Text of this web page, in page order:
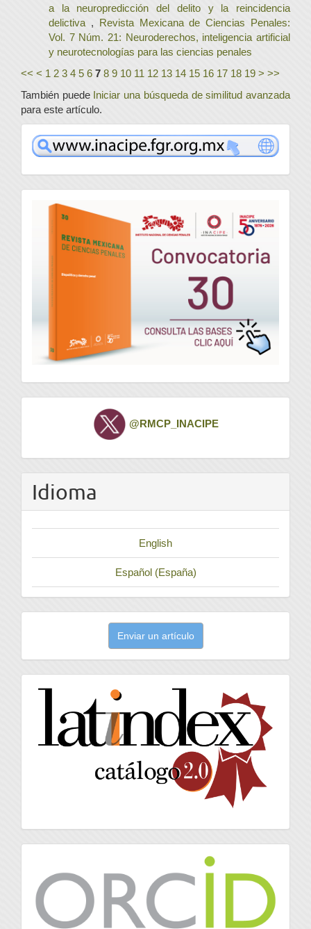
a la neuropredicción del delito y la reincidencia
delictiva , Revista Mexicana de Ciencias Penales:
Vol. 7 Núm. 21: Neuroderechos, inteligencia artificial
y neurotecnologías para las ciencias penales
<< < 1 2 3 4 5 6 7 8 9 10 11 12 13 14 15 16 17 18 19 > >>
También puede Iniciar una búsqueda de similitud avanzada
para este artículo.
www
convocatoria
Twitter @RMCP_INACIPE
Idioma
English
Español (España)
artículo
Enviar un artículo
latindex